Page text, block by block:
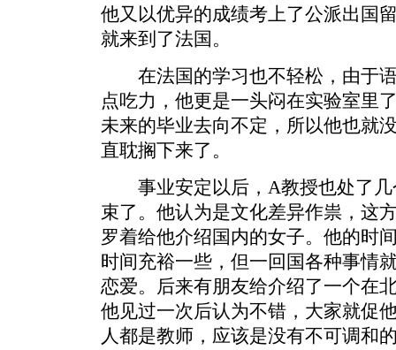
他又以优异的成绩考上了公派出国
就来到了法国。
在法国的学习也不轻松，由于语
点吃力，他更是一头闷在实验室里
未来的毕业去向不定，所以他也就
直耽搁下来了。
事业安定以后，A教授也处了几
束了。他认为是文化差异作祟，这
罗着给他介绍国内的女子。他的时
时间充裕一些，但一回国各种事情
恋爱。后来有朋友给介绍了一个在
他见过一次后认为不错，大家就促
人都是教师，应该是没有不可调和